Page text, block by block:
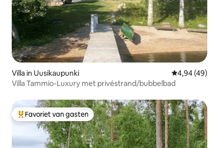
Villa in Uusikaupunki Gemiddelde
4,94 (49)
Villa Tammio-Luxury met privéstrand/bubbelbad
Topfavoriet van gasten
Favoriet van gasten